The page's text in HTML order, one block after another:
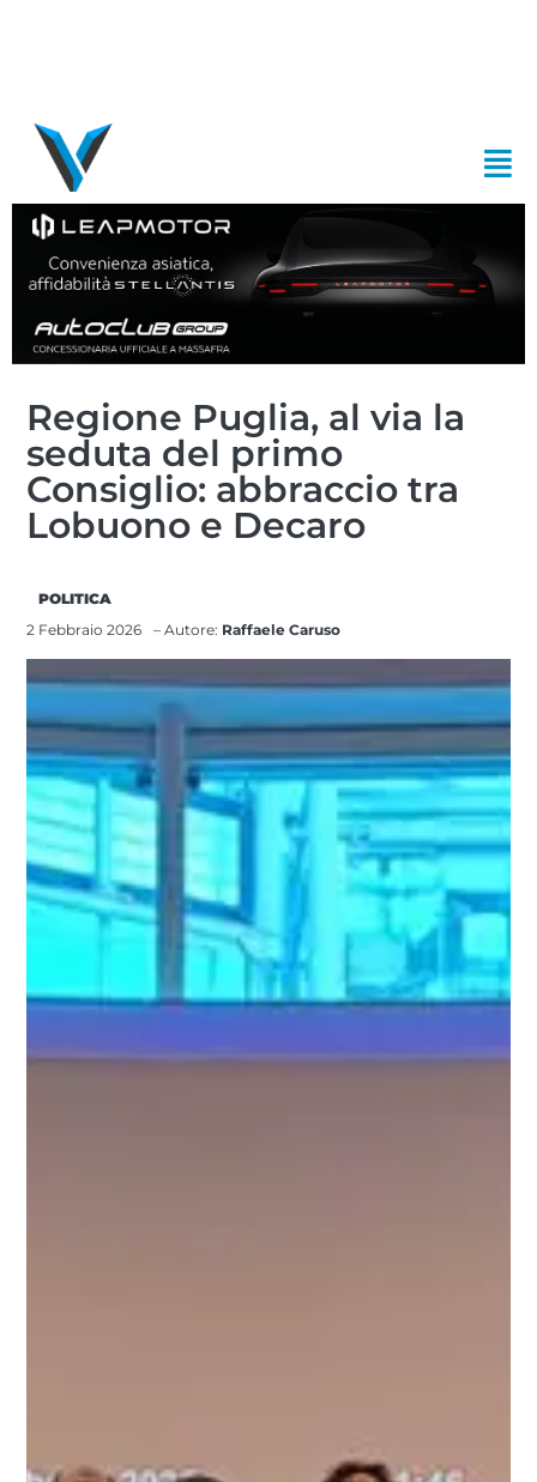
Regione Puglia, al via la
seduta del primo
Consiglio: abbraccio tra
Lobuono e Decaro
POLITICA
2 Febbraio 2026
– Autore: Raffaele Caruso